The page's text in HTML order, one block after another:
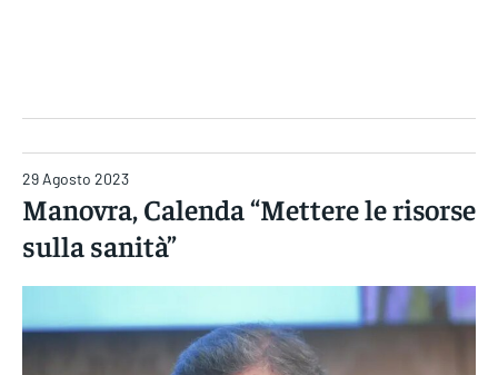
29 Agosto 2023
Manovra, Calenda “Mettere le risorse
sulla sanità”